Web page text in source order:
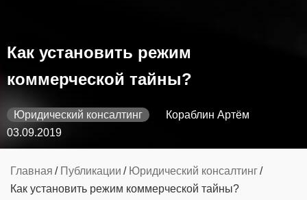
Как установить режим
коммерческой тайны?
Юридический консалтинг
Кораблин Артём
03.09.2019
Главная Публикации
Юридический консалтинг
Как установить режим коммерческой тайны?